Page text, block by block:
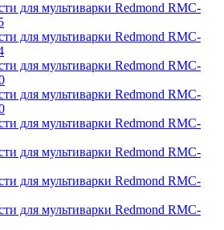
для мультиварки Redmond RMC-
для мультиварки Redmond RMC-
для мультиварки Redmond RMC-
для мультиварки Redmond RMC-
для мультиварки Redmond RMC-
для мультиварки Redmond RMC-
для мультиварки Redmond RMC-
для мультиварки Redmond RMC-